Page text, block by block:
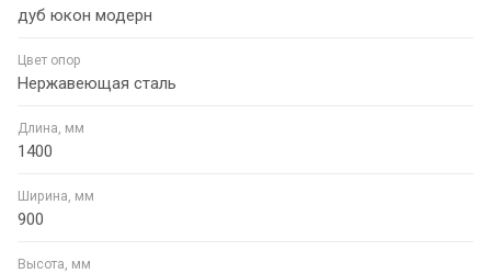
дуб юкон модерн
Цвет опор
Нержавеющая сталь
Длина, мм
1400
Ширина, мм
900
Высота, мм